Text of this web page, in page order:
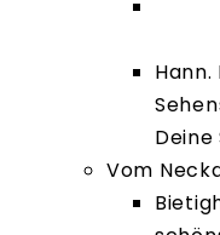
Hann.
Vom